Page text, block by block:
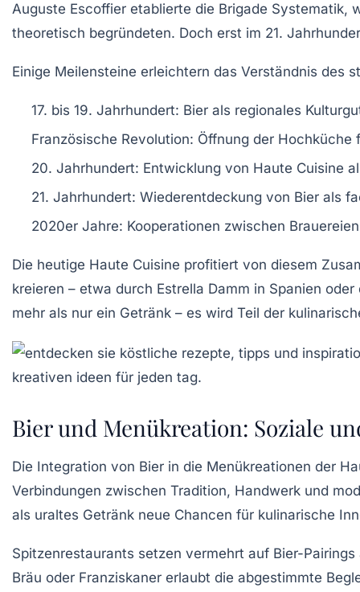
Auguste Escoffier etablierte die Brigade Systematik,
theoretisch begründeten. Doch erst im 21.
Einige Meilensteine erleichtern das Verständnis des
17. bis 19. Jahrhundert: Bier als regionales
Französische Revolution: Öffnung der
20. Jahrhundert: Entwicklung von Haute Cuisine
21. Jahrhundert: Wiederentdeckung von Bier als
2020er Jahre: Kooperationen zwischen
Die heutige Haute Cuisine profitiert von diesem
kreieren – etwa durch Estrella Damm in Spanien
mehr als nur ein Getränk – es wird Teil der
Bier und Menükreation: Soziale
Die Integration von Bier in die Menükreationen der
Verbindungen zwischen Tradition, Handwerk und
als uraltes Getränk neue Chancen für kulinarische
Spitzenrestaurants setzen vermehrt auf Bier-
Bräu oder Franziskaner erlaubt die abgestimmte